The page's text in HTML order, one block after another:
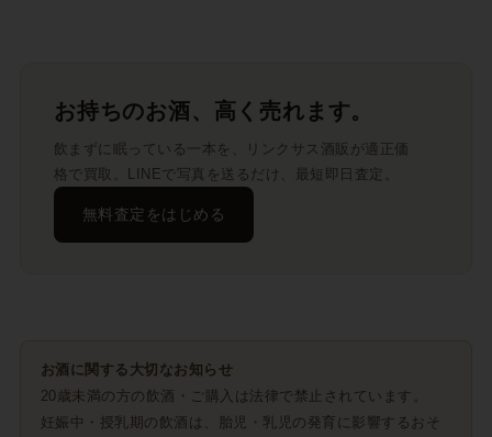
お持ちのお酒、高く売れます。
飲まずに眠っている一本を、リンクサス酒販が適正価
格で買取。LINEで写真を送るだけ、最短即日査定。
無料査定をはじめる
お酒に関する大切なお知らせ
20歳未満の方の飲酒・ご購入は法律で禁止されています。
妊娠中・授乳期の飲酒は、胎児・乳児の発育に影響するおそ